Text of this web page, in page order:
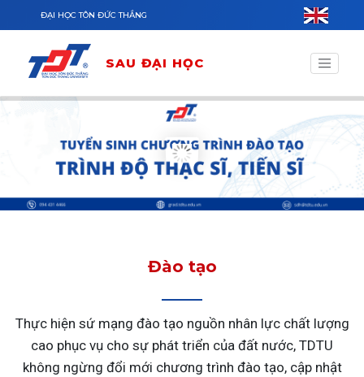
Nhảy đến nội dung
ĐẠI HỌC TÔN ĐỨC THẮNG
SAU ĐẠI HỌC
Đào tạo
Thực hiện sứ mạng đào tạo nguồn nhân lực chất lượng
cao phục vụ cho sự phát triển của đất nước, TDTU
không ngừng đổi mới chương trình đào tạo, cập nhật